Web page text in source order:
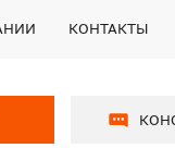
КОНТАКТЫ